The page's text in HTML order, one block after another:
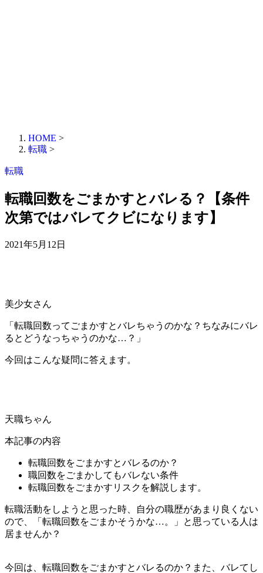
HOME >
転職 >
転職
転職回数をごまかすとバレる？【条件
次第ではバレてクビになります】
2021年5月12日
美少女さん
「転職回数ってごまかすとバレちゃうのかな？ちなみにバレ
るとどうなっちゃうのかな…？」
今回はこんな疑問に答えます。
天職ちゃん
本記事の内容
転職回数をごまかすとバレるのか？
職回数をごまかしてもバレない条件
転職回数をごまかすリスクを解説します。
転職活動をしようと思った時、自分の職歴があまり良くない
ので、「転職回数をごまかそうかな…。」と思っている人は
居ませんか？
今回は、転職回数をごまかすとバレるのか？また、バレてし